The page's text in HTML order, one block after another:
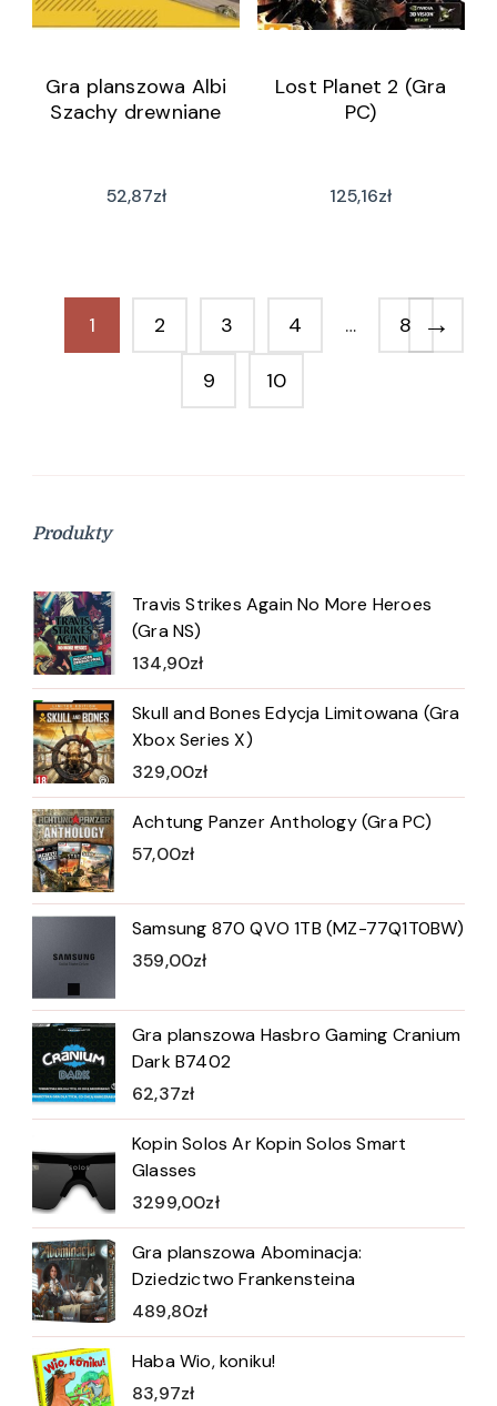
Gra planszowa Albi
Szachy drewniane
52,87zł
Lost Planet 2 (Gra
PC)
125,16zł
1 2 3 4 … 8
9 10
→
Produkty
Travis Strikes Again No More Heroes
(Gra NS)
134,90zł
Skull and Bones Edycja Limitowana (Gra
Xbox Series X)
329,00zł
Achtung Panzer Anthology (Gra PC)
57,00zł
Samsung 870 QVO 1TB (MZ-77Q1T0BW)
359,00zł
Gra planszowa Hasbro Gaming Cranium
Dark B7402
62,37zł
Kopin Solos Ar Kopin Solos Smart
Glasses
3299,00zł
Gra planszowa Abominacja:
Dziedzictwo Frankensteina
489,80zł
Haba Wio, koniku!
83,97zł